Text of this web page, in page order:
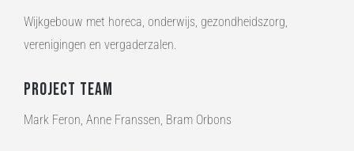
Wijkgebouw met horeca, onderwijs, gezondheidszorg,
verenigingen en vergaderzalen.
Project team
Mark Feron, Anne Franssen, Bram Orbons